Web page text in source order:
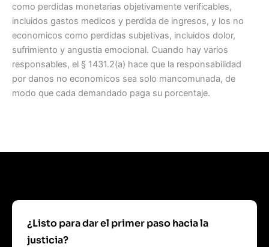
como perdidas monetarias objetivamente verificables,
incluidos gastos medicos y perdida de ingresos, y los no
economicos como perdidas subjetivas, incluidos dolor,
sufrimiento y angustia emocional. Cuando hay varios
responsables, el § 1431.2(a) hace que la responsabilidad
por danos no economicos sea solo mancomunada, de
modo que cada demandado paga su porcentaje.
¿Listo para dar el primer paso hacia la
justicia?